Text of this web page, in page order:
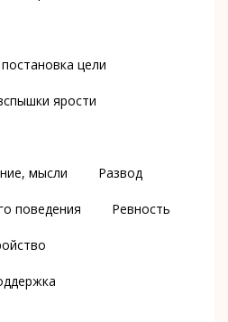
цели
ярости
мысли Развод
поведения Ревность